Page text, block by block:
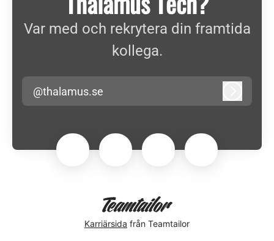
Var med och rekrytera din framtida
kollega.
@thalamus.se
Karriärsida från Teamtailor